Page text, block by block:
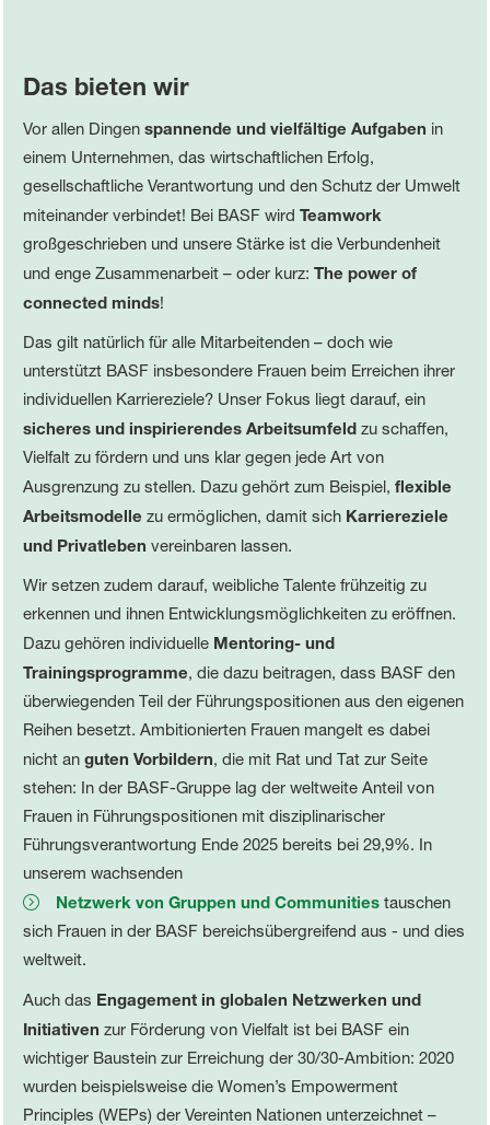
Das bieten wir
Vor allen Dingenspannende und vielfältige Aufgaben in
einem Unternehmen, das wirtschaftlichen Erfolg,
gesellschaftliche Verantwortung und den Schutz der Umwelt
miteinander verbindet! Bei BASF wirdTeamwork
großgeschrieben und unsere Stärke ist die Verbundenheit
und enge Zusammenarbeit – oder kurz:The power of
connected minds!
Das gilt natürlich für alle Mitarbeitenden – doch wie
unterstützt BASF insbesondere Frauen beim Erreichen ihrer
individuellen Karriereziele? Unser Fokus liegt darauf, ein
sicheres und inspirierendes Arbeitsumfeld zu schaffen,
Vielfalt zu fördern und uns klar gegen jede Art von
Ausgrenzung zu stellen. Dazu gehört zum Beispiel,flexible
Arbeitsmodelle zu ermöglichen, damit sich Karriereziele
und Privatlebenvereinbaren lassen.
Wir setzen zudem darauf, weibliche Talente frühzeitig zu
erkennen und ihnen Entwicklungsmöglichkeiten zu eröffnen.
Dazu gehören individuelle Mentoring- und
Trainingsprogramme, die dazu beitragen, dass BASF den
überwiegenden Teil der Führungspositionen aus den eigenen
Reihen besetzt. Ambitionierten Frauen mangelt es dabei
nicht anguten Vorbildern, die mit Rat und Tat zur Seite
stehen: In der BASF-Gruppe lag der weltweite Anteil von
Frauen in Führungspositionen mit disziplinarischer
Führungsverantwortung Ende 2025 bereits bei 29,9%. In
unserem wachsenden
Netzwerk von Gruppen und Communities tauschen
sich Frauen in der BASF bereichsübergreifend aus - und dies
weltweit.
Auch das Engagement in globalen Netzwerken und
Initiativen zur Förderung von Vielfalt ist bei BASF ein
wichtiger Baustein zur Erreichung der 30/30-Ambition: 2020
wurden beispielsweise die Women’s Empowerment
Principles (WEPs) der Vereinten Nationen unterzeichnet –